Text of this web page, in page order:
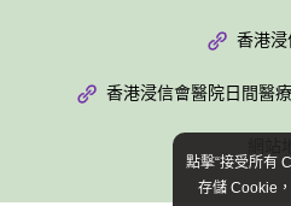
香港
香港浸信會醫院日間醫
點擊“接受所有
存儲 Cookie